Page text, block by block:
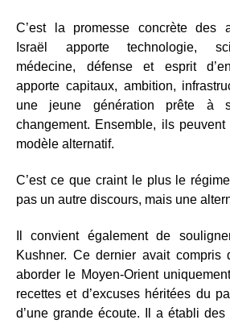
C’est la promesse concrète des
Israël apporte technologie,
médecine, défense et esprit
apporte capitaux, ambition,
une jeune génération prête à
changement. Ensemble, ils
modèle alternatif.
C’est ce que craint le plus le
pas un autre discours, mais une
Il convient également de
Kushner. Ce dernier avait compris
aborder le Moyen-Orient
recettes et d’excuses héritées du
d’une grande écoute. Il a établi